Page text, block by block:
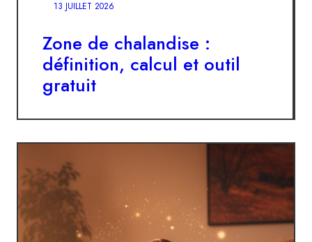
13 JUILLET 2026
Zone de chalandise :
définition, calcul et outil
gratuit